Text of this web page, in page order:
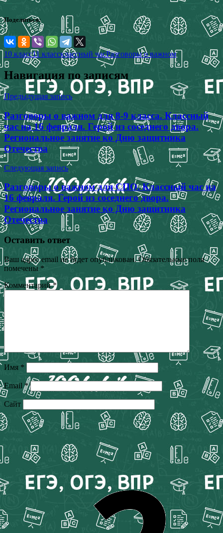
Поделиться:
10 класс11 классклассный часРазговоры о важном
Навигация по записям
Предыдущая запись
Разговоры о важном для 8-9 класса. Классный
час на 16 февраля. Герой из соседнего двора.
Региональное занятие ко Дню защитника
Отечества
Следующая запись
Разговоры о важном для СПО. Классный час на
16 февраля. Герой из соседнего двора.
Региональное занятие ко Дню защитника
Отечества
Оставить ответ
Ваш адрес email не будет опубликован. Обязательные поля
помечены *
Комментарий*
Имя *
Email*
Сайт